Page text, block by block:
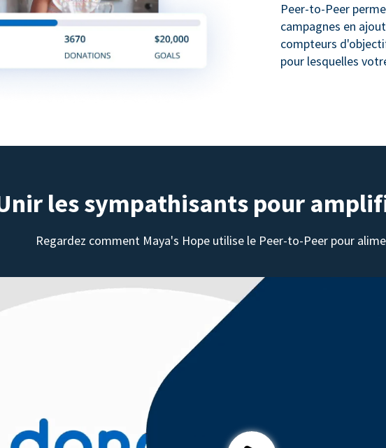
Peer-to-Peer
campagnes en
compteurs
pour lesquelles
les sympathisants pour
Regardez comment Maya's Hope utilise le Peer-to-Peer pour